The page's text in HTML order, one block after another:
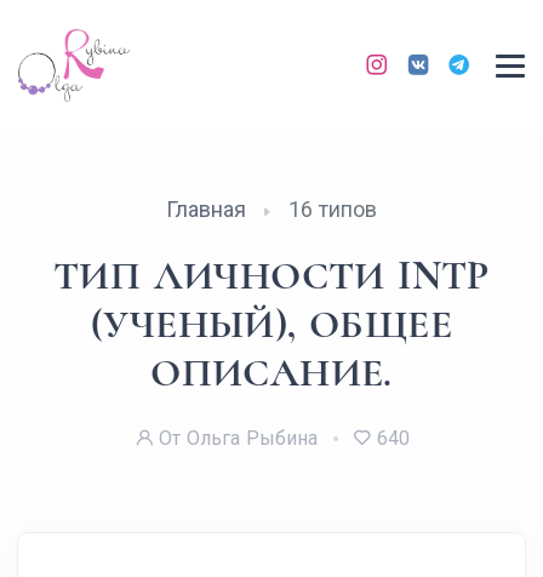
Главная 16 типов
ТИП ЛИЧНОСТИ INTP
(УЧЕНЫЙ), ОБЩЕЕ
ОПИСАНИЕ.
От Ольга Рыбина 640